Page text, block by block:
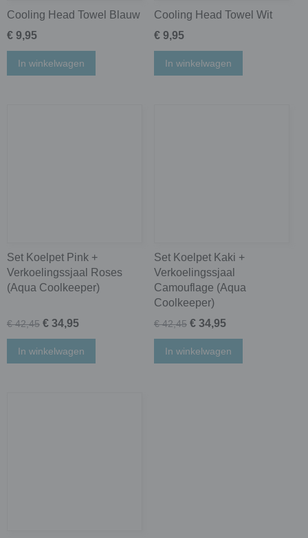
Cooling Head Towel Blauw
€ 9,95
In winkelwagen
Cooling Head Towel Wit
€ 9,95
In winkelwagen
Set Koelpet Pink +
Verkoelingssjaal Roses
(Aqua Coolkeeper)
€ 42,45 € 34,95
In winkelwagen
Set Koelpet Kaki +
Verkoelingssjaal
Camouflage (Aqua
Coolkeeper)
€ 42,45 € 34,95
In winkelwagen